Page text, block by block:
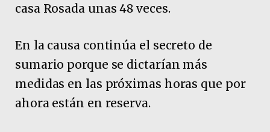
casa Rosada unas 48 veces.
En la causa continúa el secreto de
sumario porque se dictarían más
medidas en las próximas horas que por
ahora están en reserva.